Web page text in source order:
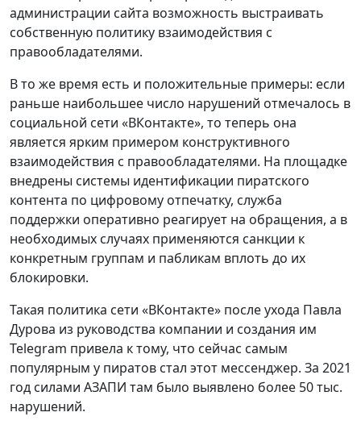
администрации сайта возможность выстраивать
собственную политику взаимодействия с
правообладателями.
В то же время есть и положительные примеры: если
раньше наибольшее число нарушений отмечалось в
социальной сети «ВКонтакте», то теперь она
является ярким примером конструктивного
взаимодействия с правообладателями. На площадке
внедрены системы идентификации пиратского
контента по цифровому отпечатку, служба
поддержки оперативно реагирует на обращения, а в
необходимых случаях применяются санкции к
конкретным группам и пабликам вплоть до их
блокировки.
Такая политика сети «ВКонтакте» после ухода Павла
Дурова из руководства компании и создания им
Telegram привела к тому, что сейчас самым
популярным у пиратов стал этот мессенджер. За 2021
год силами АЗАПИ там было выявлено более 50 тыс.
нарушений.